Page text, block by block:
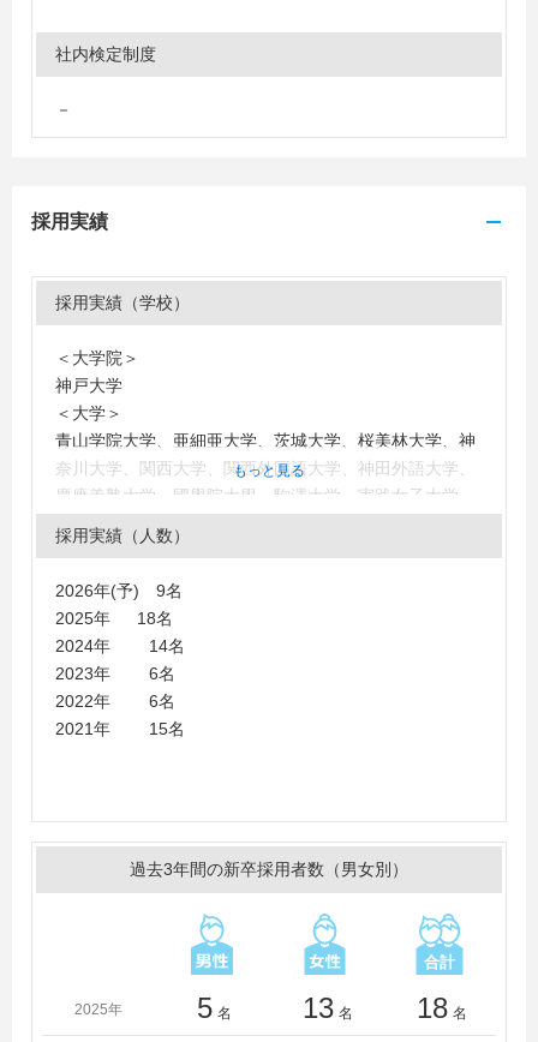
社内検定制度
－
採用実績
採用実績（学校）
＜大学院＞
神戸大学
＜大学＞
青山学院大学、亜細亜大学、茨城大学、桜美林大学、神
奈川大学、関西大学、関西外国語大学、神田外語大学、
慶應義塾大学、國學院大學、駒澤大学、実践女子大学、
淑徳大学、上智大学、白百合女子大学、成蹊大学、成城
大学、聖心女子大学、専修大学、拓殖大学、多摩大学、
外国語大学、東京学芸大学、東京家政大学、東京女子大
もっと見る
採用実績（人数）
2026年(予) 9名
2025年 18名
2024年 14名
2023年 6名
2022年 6名
2021年 15名
過去3年間の新卒採用者数（男女別）
2025年 5 名 13 名 18 名